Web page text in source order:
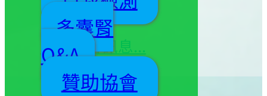
多囊腎
Q&A
贊助協會
事同仁 敬邀
更多協會訊息...